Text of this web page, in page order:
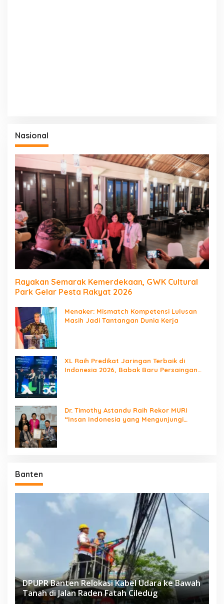
Nasional
Rayakan Semarak Kemerdekaan, GWK Cultural
Park Gelar Pesta Rakyat 2026
Menaker: Mismatch Kompetensi Lulusan
Masih Jadi Tantangan Dunia Kerja
XL Raih Predikat Jaringan Terbaik di
Indonesia 2026, Babak Baru Persaingan
Dr. Timothy Astandu Raih Rekor MURI
“Insan Indonesia yang Mengunjungi
Banten
DPUPR Banten Relokasi Kabel Udara ke Bawah
Tanah di Jalan Raden Fatah Ciledug